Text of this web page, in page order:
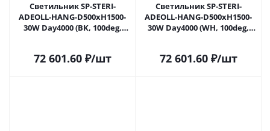
Светильник SP-STERI-
ADEOLL-HANG-D500xH1500-
30W Day4000 (BK, 100deg,
72 601.60₽/шт
Светильник SP-STERI-
ADEOLL-HANG-D500xH1500-
30W Day4000 (WH, 100deg,
72 601.60₽/шт